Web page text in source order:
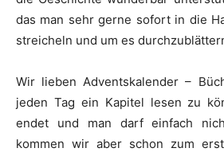
das man sehr gerne sofort in die
streicheln und um es
Wir lieben Adventskalender –
jeden Tag ein Kapitel lesen zu
endet und man darf einfach
kommen wir aber schon zum